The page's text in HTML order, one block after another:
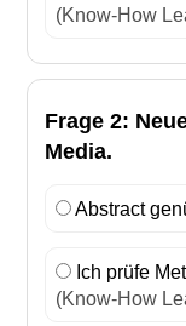
(Know-How
Frage 2:
Media.
Abstract
Ich prüfe
(Know-How